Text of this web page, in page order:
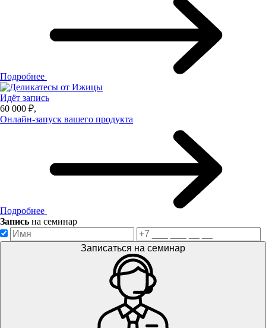
Подробнее
Идёт запись
60 000 ₽,
Онлайн-запуск вашего продукта
Подробнее
Запись на семинар
Записаться на семинар